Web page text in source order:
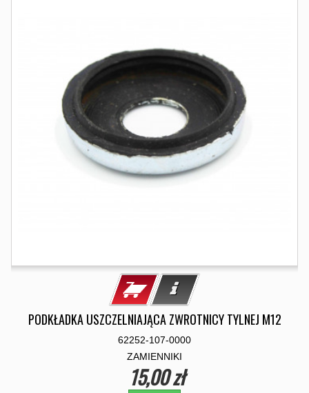
PODKŁADKA USZCZELNIAJĄCA ZWROTNICY TYLNEJ M12
62252-107-0000
ZAMIENNIKI
15,00 zł